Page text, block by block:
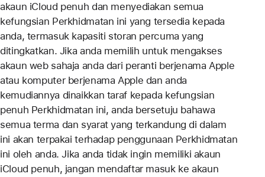
akaun iCloud penuh dan menyediakan semua
kefungsian Perkhidmatan ini yang tersedia kepada
anda, termasuk kapasiti storan percuma yang
ditingkatkan. Jika anda memilih untuk mengakses
akaun web sahaja anda dari peranti berjenama Apple
atau komputer berjenama Apple dan anda
kemudiannya dinaikkan taraf kepada kefungsian
penuh Perkhidmatan ini, anda bersetuju bahawa
semua terma dan syarat yang terkandung di dalam
ini akan terpakai terhadap penggunaan Perkhidmatan
ini oleh anda. Jika anda tidak ingin memiliki akaun
iCloud penuh, jangan mendaftar masuk ke akaun